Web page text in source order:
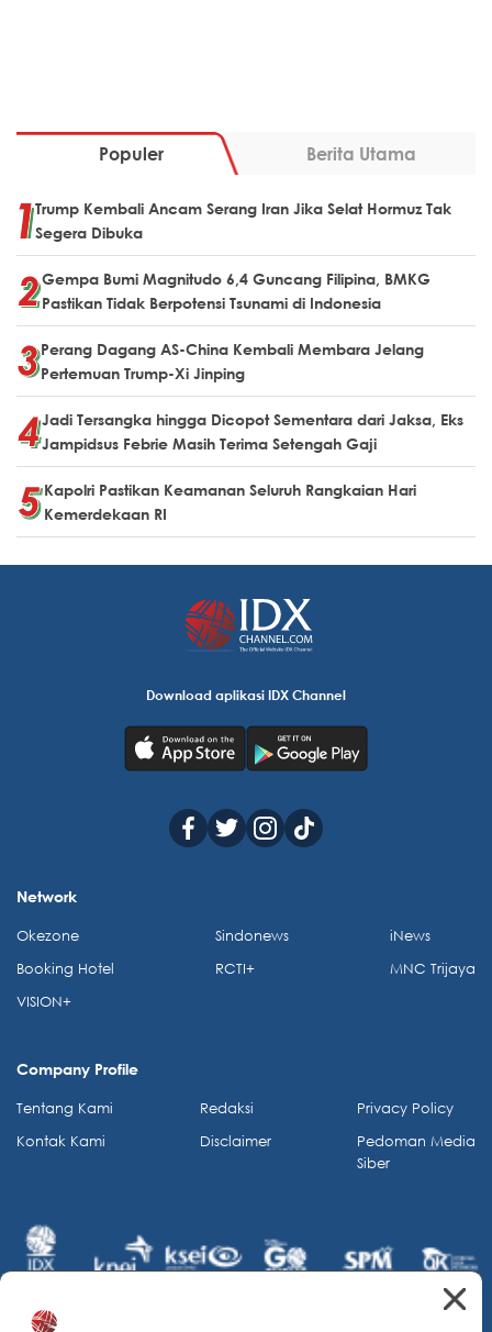
Populer Berita Utama
Trump Kembali Ancam Serang Iran Jika Selat Hormuz Tak
Segera Dibuka
Gempa Bumi Magnitudo 6,4 Guncang Filipina, BMKG
Pastikan Tidak Berpotensi Tsunami di Indonesia
Perang Dagang AS-China Kembali Membara Jelang
Pertemuan Trump-Xi Jinping
Jadi Tersangka hingga Dicopot Sementara dari Jaksa, Eks
Jampidsus Febrie Masih Terima Setengah Gaji
Kapolri Pastikan Keamanan Seluruh Rangkaian Hari
Kemerdekaan RI
Download aplikasi IDX Channel
Network
Okezone
Booking Hotel
VISION+
Sindonews
RCTI+
iNews
MNC Trijaya
Company Profile
Tentang Kami
Kontak Kami
Redaksi
Disclaimer
Privacy Policy
Pedoman Media
Siber